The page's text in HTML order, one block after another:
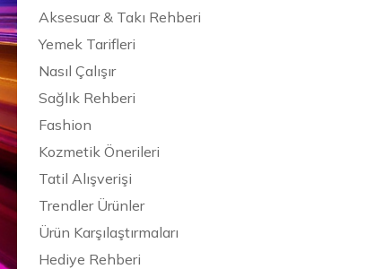
Aksesuar & Takı Rehberi
Yemek Tarifleri
Nasıl Çalışır
Sağlık Rehberi
Fashion
Kozmetik Önerileri
Tatil Alışverişi
Trendler Ürünler
Ürün Karşılaştırmaları
Hediye Rehberi